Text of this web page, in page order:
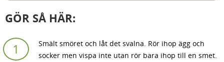
GÖR SÅ HÄR:
Smält smöret och låt det svalna. Rör ihop ägg och
socker men vispa inte utan rör bara ihop till en smet.